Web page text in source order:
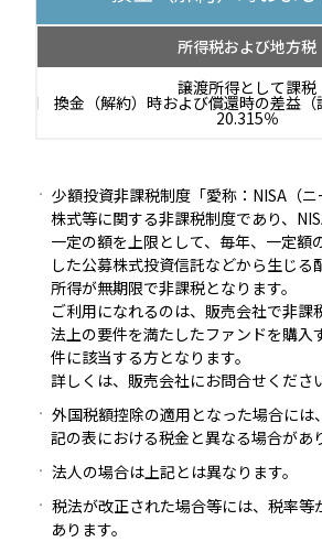
所得税および地方税
譲渡所得として課税
換金（解約）時および償還時の差益（
20.315％
少額投資非課税制度「愛称：NISA（
株式等に関する非課税制度であり、
一定の額を上限として、毎年、一定額
した公募株式投資信託などから生じる
所得が無期限で非課税となります。
ご利用になれるのは、販売会社で非課
法上の要件を満たしたファンドを購入
件に該当する方となります。
詳しくは、販売会社にお問合せくださ
外国税額控除の適用となった場合には
記の表における税金と異なる場合があ
法人の場合は上記とは異なります。
税法が改正された場合等には、税率等
あります。